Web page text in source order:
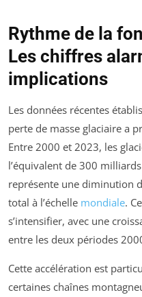
Rythme de la
Les chiffres
implications
Les données récentes
perte de masse glaciaire a
Entre 2000 et 2023, les
l’équivalent de 300
représente une diminution
total à l’échelle mondiale.
s’intensifier, avec une
entre les deux périodes
Cette accélération est
certaines chaînes